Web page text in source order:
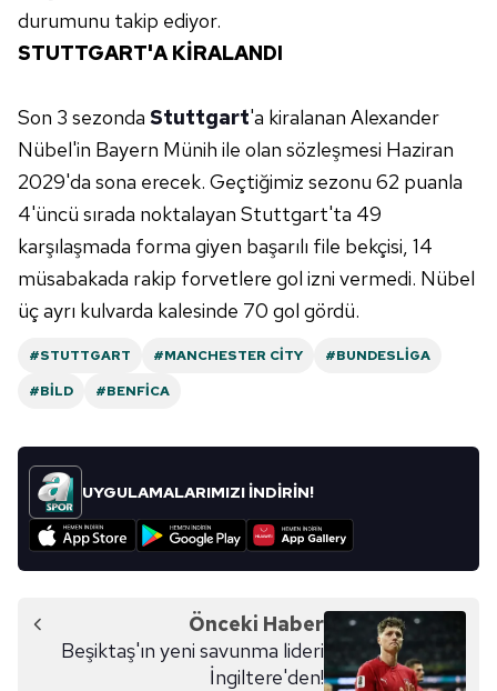
verileriniz işlenmekte olup gerekli olan çerezler bilgi
toplumu hizmetlerinin sunulması amacıyla
reklam/pazarlama faaliyetlerinin yapılması, amaçlarıyla
sınırlı olarak açık rızanız dahilinde kullanılacaktır.
Çerezlere ilişkin tercihlerinizi aşağıda yer alan panel
vasıtasıyla belirleyebilirsiniz. Çerezlere ilişkin detaylı bilgi
için Ayarlar butonuna tıklayabilir, Çerez Bilgilendirme
Metnimiziziyaret edebilirsiniz.
ilgili mevzuata uygun olarak kullanılan çerezlerle ilgili bilgi
durumunu takip ediyor.
STUTTGART'A KİRALANDI
Son 3 sezonda Stuttgart'a kiralanan Alexander
Nübel'in Bayern Münih ile olan sözleşmesi Haziran
2029'da sona erecek. Geçtiğimiz sezonu 62 puanla
4'üncü sırada noktalayan Stuttgart'ta 49
karşılaşmada forma giyen başarılı file bekçisi, 14
müsabakada rakip forvetlere gol izni vermedi. Nübel
üç ayrı kulvarda kalesinde 70 gol gördü.
#STUTTGART #MANCHESTER CITY
#BUNDESLIGA
#BILD
#BENFICA
UYGULAMALARIMIZI İNDİRİN!
Önceki Haber
Beşiktaş'ın yeni savunma lideri
İngiltere'den!